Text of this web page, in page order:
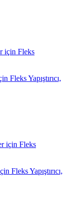
Yapıştırıcı,
Yapıştırıcı,